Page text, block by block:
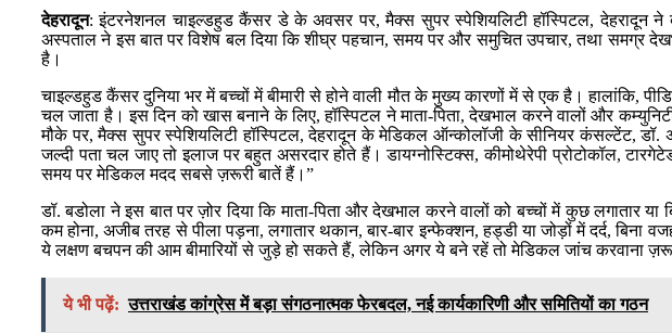
देहरादून: इंटरनेशनल चाइल्डहुड कैंसर डे के अवसर पर, मैक्स सुपर स्पेशियलिटी हॉस्पिटल, देहरादून ने
अस्पताल ने इस बात पर विशेष बल दिया कि शीघ्र पहचान, समय पर और समुचित उपचार, तथा समग्र
है।
चाइल्डहुड कैंसर दुनिया भर में बच्चों में बीमारी से होने वाली मौत के मुख्य कारणों में से एक है। हालांकि,
चल जाता है। इस दिन को खास बनाने के लिए, हॉस्पिटल ने माता-पिता, देखभाल करने वालों और
मौके पर, मैक्स सुपर स्पेशियलिटी हॉस्पिटल, देहरादून के मेडिकल ऑन्कोलॉजी के सीनियर कंसल्टेंट,
जल्दी पता चल जाए तो इलाज पर बहुत असरदार होते हैं। डायग्नोस्टिक्स, कीमोथेरेपी प्रोटोकॉल,
समय पर मेडिकल मदद सबसे ज़रूरी बातें हैं।”
डॉ. बडोला ने इस बात पर ज़ोर दिया कि माता-पिता और देखभाल करने वालों को बच्चों में कुछ लगातार
कम होना, अजीब तरह से पीला पड़ना, लगातार थकान, बार-बार इन्फेक्शन, हड्डी या जोड़ों में दर्द,
ये लक्षण बचपन की आम बीमारियों से जुड़े हो सकते हैं, लेकिन अगर ये बने रहें तो मेडिकल जांच करवाना
ये भी पढ़ें: उत्तराखंड कांग्रेस में बड़ा संगठनात्मक फेरबदल, नई कार्यकारिणी और समितियों का गठन